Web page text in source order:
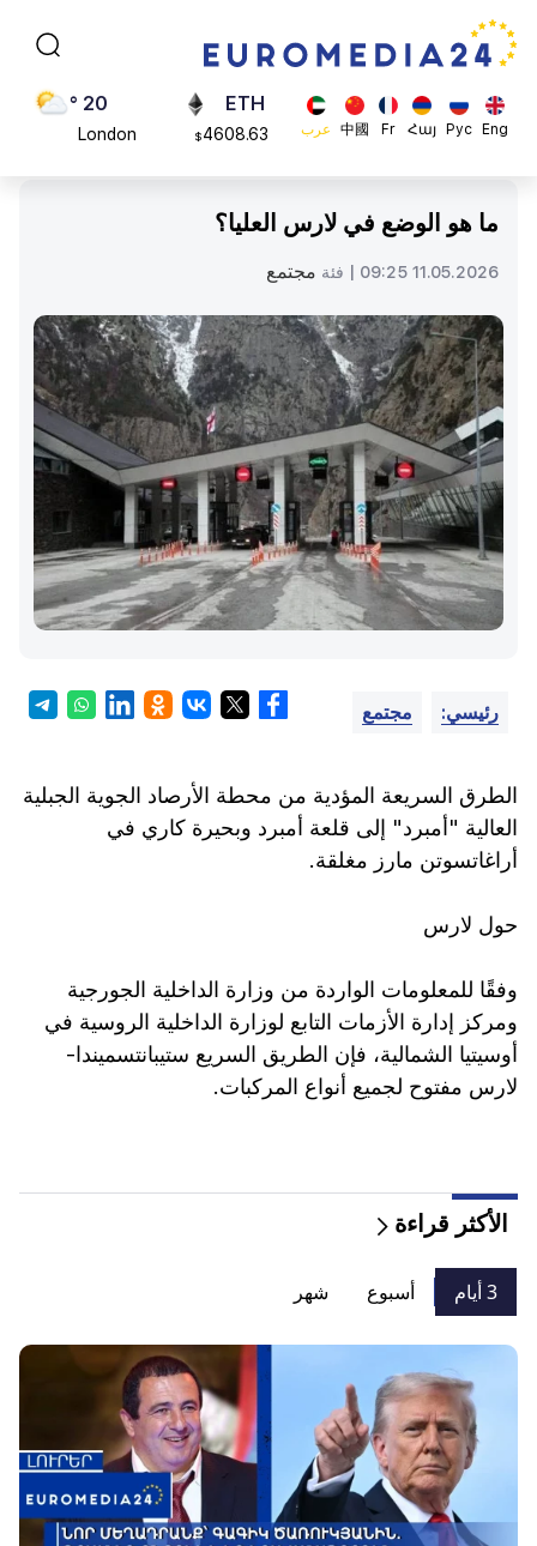
Eng
Рус
Հայ
Fr
中國 عرب
ADA
0.868816
ETH
$4608.63
20 °
London
Rome
23 °
Madrid
ما هو الوضع في لارس العليا؟
11.05.2026 09:25 | فئة مجتمع
رئيسي: مجتمع
الطرق السريعة المؤدية من محطة الأرصاد الجوية الجبلية
العالية "أمبرد" إلى قلعة أمبرد وبحيرة كاري في
أراغاتسوتن مارز مغلقة.
حول لارس
وفقًا للمعلومات الواردة من وزارة الداخلية الجورجية
ومركز إدارة الأزمات التابع لوزارة الداخلية الروسية في
أوسيتيا الشمالية، فإن الطريق السريع ستيبانتسميندا-
لارس مفتوح لجميع أنواع المركبات.
الأكثر قراءة
3 أيام أسبوع شهر